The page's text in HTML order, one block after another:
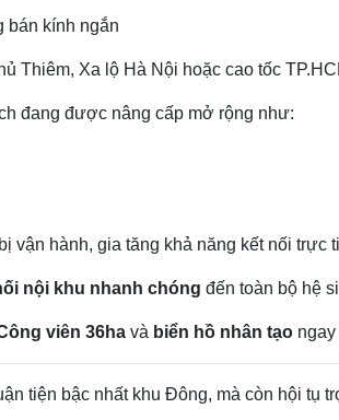
bán kính ngắn
Thiêm, Xa lộ Hà Nội hoặc cao tốc
đang được nâng cấp mở rộng như:
vận hành, gia tăng khả năng kết nối trực
nội khu nhanh chóng đến toàn bộ hệ
viên 36ha và biển hồ nhân tạo ngay
tiện bậc nhất khu Đông, mà còn hội tụ